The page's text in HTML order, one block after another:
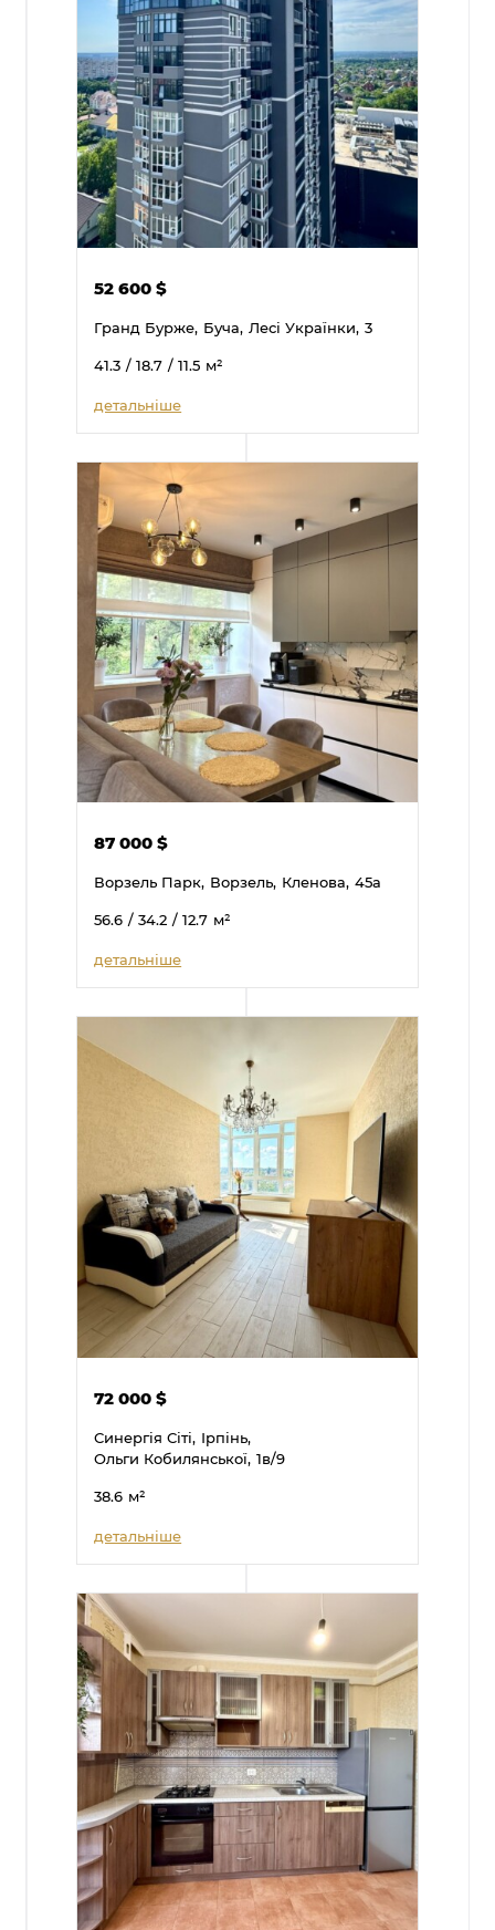
52 600$
Гранд Бурже, Буча, Лесі Українки, 3
41.3 / 18.7 / 11.5 м²
детальніше
87 000$
Ворзель Парк, Ворзель, Кленова, 45а
56.6 / 34.2 / 12.7 м²
детальніше
72 000$
Синергія Сіті, Ірпінь,
Ольги Кобилянської, 1в/9
38.6 м²
детальніше